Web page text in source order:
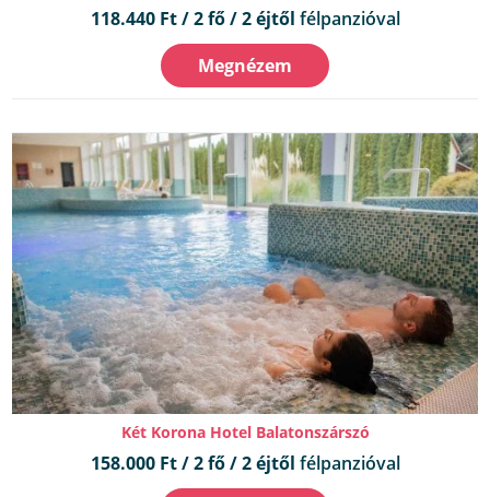
118.440 Ft / 2 fő / 2 éjtől félpanzióval
Megnézem
Két Korona Hotel Balatonszárszó
158.000 Ft / 2 fő / 2 éjtől félpanzióval